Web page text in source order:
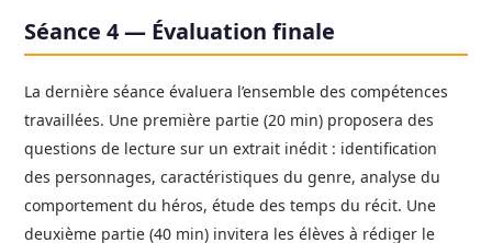
Séance 4 — Évaluation finale
La dernière séance évaluera l’ensemble des compétences
travaillées. Une première partie (20 min) proposera des
questions de lecture sur un extrait inédit : identification
des personnages, caractéristiques du genre, analyse du
comportement du héros, étude des temps du récit. Une
deuxième partie (40 min) invitera les élèves à rédiger le